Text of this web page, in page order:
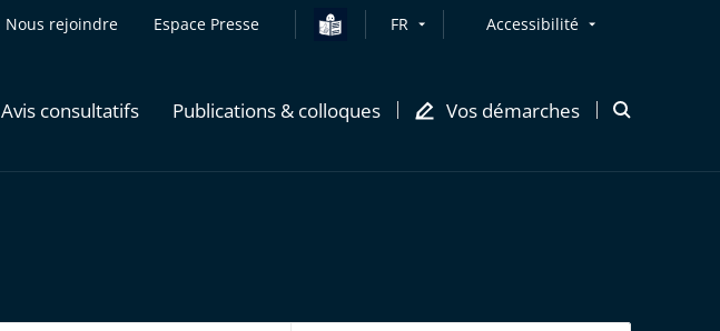
Nous rejoindre Espace Presse FR Accessibilité
Avis consultatifs Publications & colloques Vos démarches
Ouvrir